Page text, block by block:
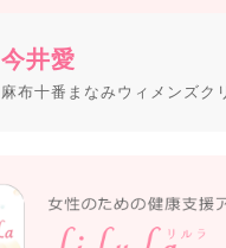
今井愛
麻布十番まなみウィメンズク